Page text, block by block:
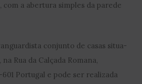
com a abertura simples da parede
conjunto de casas situa-
Rua da Calçada Romana,
Portugal e pode ser realizada